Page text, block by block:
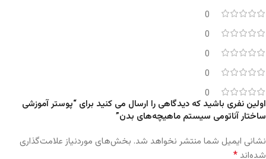
0
0
0
0
0
اولین نفری باشید که دیدگاهی را ارسال می کنید برای “پوستر آموزشی
ساختار آناتومی سیستم ماهیچه‌های بدن”
نشانی ایمیل شما منتشر نخواهد شد. بخش‌های موردنیاز علامت‌گذاری
شده‌اند *